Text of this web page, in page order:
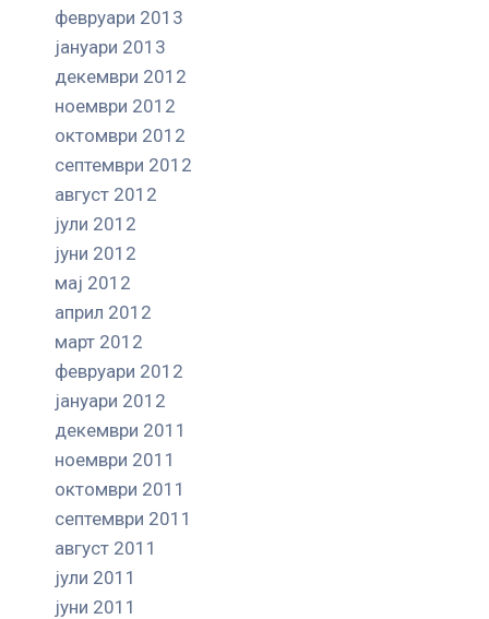
февруари 2013
јануари 2013
декември 2012
ноември 2012
октомври 2012
септември 2012
август 2012
јули 2012
јуни 2012
мај 2012
април 2012
март 2012
февруари 2012
јануари 2012
декември 2011
ноември 2011
октомври 2011
септември 2011
август 2011
јули 2011
јуни 2011